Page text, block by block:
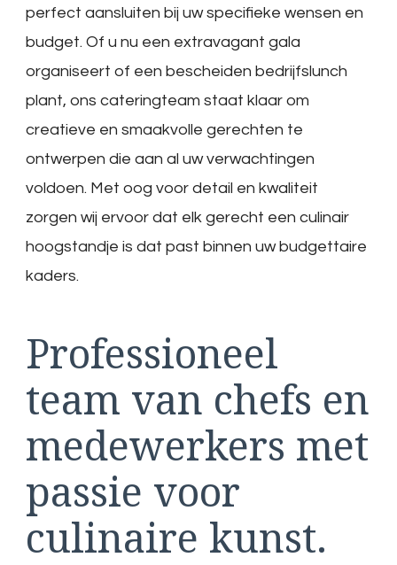
perfect aansluiten bij uw specifieke wensen en
budget. Of u nu een extravagant gala
organiseert of een bescheiden bedrijfslunch
plant, ons cateringteam staat klaar om
creatieve en smaakvolle gerechten te
ontwerpen die aan al uw verwachtingen
voldoen. Met oog voor detail en kwaliteit
zorgen wij ervoor dat elk gerecht een culinair
hoogstandje is dat past binnen uw budgettaire
kaders.
Professioneel
team van chefs en
medewerkers met
passie voor
culinaire kunst.